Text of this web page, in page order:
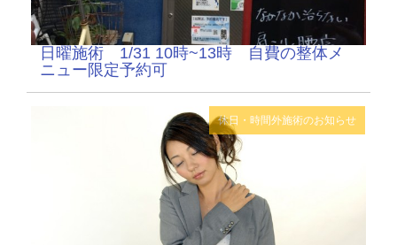
日曜施術 1/31 10時~13時 自費の整体メ
ニュー限定予約可
休日・時間外施術のお知らせ